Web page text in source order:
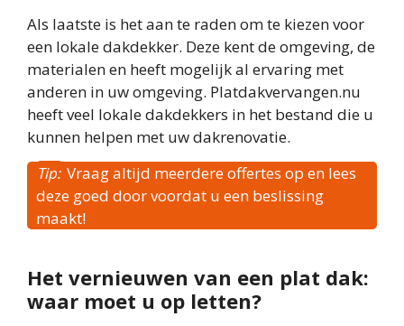
Als laatste is het aan te raden om te kiezen voor
een lokale dakdekker. Deze kent de omgeving, de
materialen en heeft mogelijk al ervaring met
anderen in uw omgeving. Platdakvervangen.nu
heeft veel lokale dakdekkers in het bestand die u
kunnen helpen met uw dakrenovatie.
Tip: Vraag altijd meerdere offertes op en lees
deze goed door voordat u een beslissing
maakt!
Het vernieuwen van een plat dak:
waar moet u op letten?